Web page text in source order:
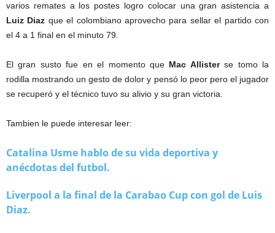
varios remates a los postes logro colocar una gran asistencia a
Luiz Diaz que el colombiano aprovecho para sellar el partido con
el 4 a 1 final en el minuto 79.
El gran susto fue en el momento que Mac Allisterse tomo la
rodilla mostrando un gesto de dolor y pensó lo peor pero el jugador
se recuperó y el técnico tuvo su alivio y su gran victoria.
Tambien le puede interesar leer:
Catalina Usme hablo de su vida deportiva y
anécdotas del futbol.
Liverpool a la final de la Carabao Cup con gol de Luis
Diaz.